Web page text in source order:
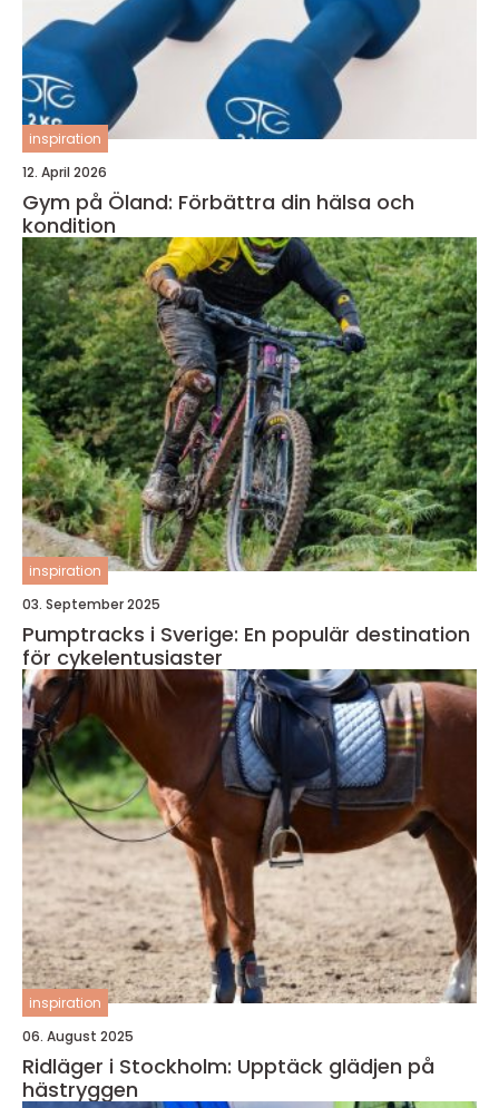
inspiration
12. April 2026
Gym på Öland: Förbättra din hälsa och
kondition
inspiration
03. September 2025
Pumptracks i Sverige: En populär destination
för cykelentusiaster
inspiration
06. August 2025
Ridläger i Stockholm: Upptäck glädjen på
hästryggen